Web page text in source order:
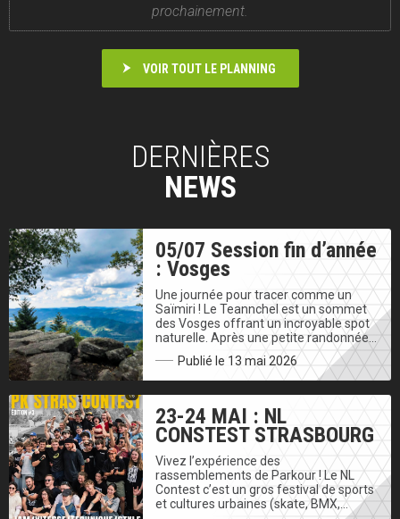
prochainement.
VOIR TOUT LE PLANNING
DERNIÈRES
NEWS
05/07 Session fin d’année
: Vosges
Une journée pour tracer comme un
Saïmiri ! Le Teannchel est un sommet
des Vosges offrant un incroyable spot
naturelle. Après une petite randonnée…
Publié le 13 mai 2026
23-24 MAI : NL
CONSTEST STRASBOURG
Vivez l’expérience des
rassemblements de Parkour ! Le NL
Contest c’est un gros festival de sports
et cultures urbaines (skate, BMX,…